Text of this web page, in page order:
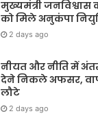
मुख्यमंत्री जनविश्वास
को मिले अनुकंपा
2 days ago
नीयत और नीति में
देने निकले अफसर,
लौटे
2 days ago